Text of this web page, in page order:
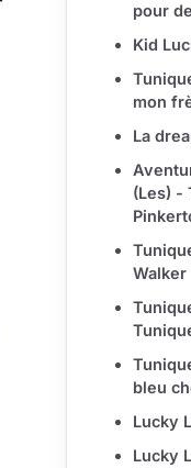
pour
Kid
mon
La
(Les) -
Walker
bleu
Lucky
Lucky